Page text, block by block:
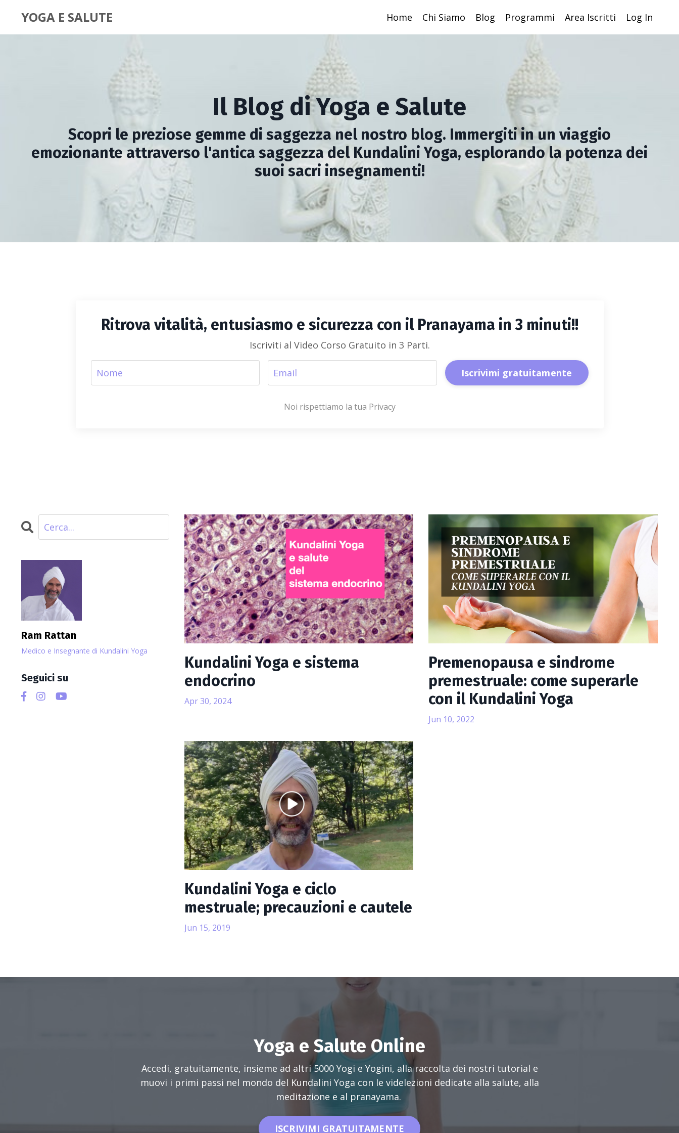
YOGA E SALUTE Home Chi Siamo Blog Programmi Area Iscritti Log In
Il Blog di Yoga e Salute
Scopri le preziose gemme di saggezza nel nostro blog. Immergiti in un viaggio
emozionante attraverso l'antica saggezza del Kundalini Yoga, esplorando la potenza dei
suoi sacri insegnamenti!
Ritrova vitalità, entusiasmo e sicurezza con il Pranayama in 3 minuti!!
Iscriviti al Video Corso Gratuito in 3 Parti.
Iscrivimi gratuitamente
Noi rispettiamo la tua Privacy
Kundalini Yoga e sistema
endocrino
Apr 30, 2024
Premenopausa e sindrome
premestruale: come superarle
con il Kundalini Yoga
Jun 10, 2022
Kundalini Yoga e ciclo
mestruale; precauzioni e cautele
Jun 15, 2019
Ram Rattan
Medico e Insegnante di Kundalini Yoga
Seguici su
Yoga e Salute Online
Accedi, gratuitamente, insieme ad altri 5000 Yogi e Yogini, alla raccolta dei nostri tutorial e
muovi i primi passi nel mondo del Kundalini Yoga con le videlezioni dedicate alla salute, alla
meditazione e al pranayama.
ISCRIVIMI GRATUITAMENTE